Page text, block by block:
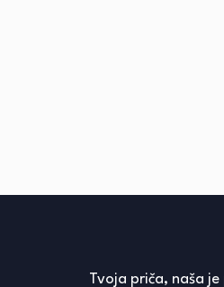
Tvoja priča, naša je